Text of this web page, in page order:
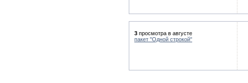
3 просмотра в августе
пакет "Одной строкой"